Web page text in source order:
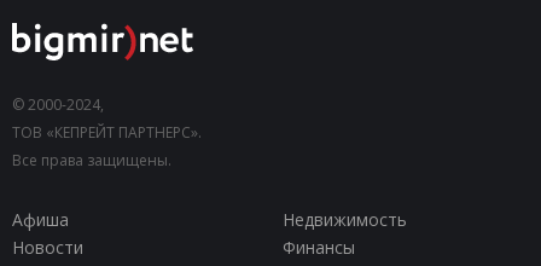
© 2000-2024,
ТОВ «КЕПРЕЙТ ПАРТНЕРС».
Все права защищены.
Афиша
Недвижимость
Новости
Финансы